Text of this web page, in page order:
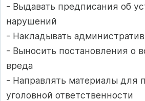
- Выдавать предписания об
нарушений
- Накладывать
- Выносить постановления о
вреда
- Направлять материалы для
уголовной ответственности